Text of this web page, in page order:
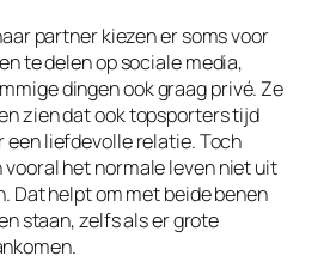
partner kiezen er soms voor
te delen op sociale media,
dingen ook graag privé. Ze
zien dat ook topsporters tijd
een liefdevolle relatie. Toch
vooral het normale leven niet uit
Dat helpt om met beide benen
staan, zelfs als er grote